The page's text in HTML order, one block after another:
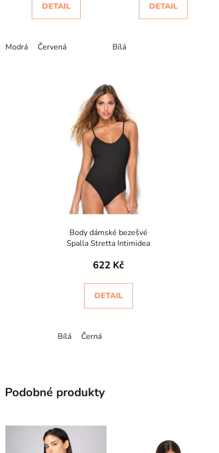
DETAIL
Modrá Červená
DETAIL
Bílá
Body dámské bezešvé
Spalla Stretta Intimidea
622 Kč
DETAIL
Bílá Černá
Podobné produkty